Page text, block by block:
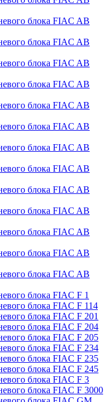
блока FIAC AB
блока FIAC AB
блока FIAC AB
блока FIAC AB
блока FIAC AB
блока FIAC AB
блока FIAC AB
блока FIAC AB
блока FIAC AB
блока FIAC AB
блока FIAC AB
блока FIAC AB
блока FIAC AB
блока FIAC F 1
блока FIAC F 114
блока FIAC F 201
блока FIAC F 204
блока FIAC F 205
блока FIAC F 234
блока FIAC F 235
блока FIAC F 245
блока FIAC F 3
блока FIAC F 3000